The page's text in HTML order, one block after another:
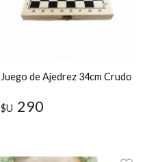
Juego de Ajedrez 34cm Crudo
$U 290